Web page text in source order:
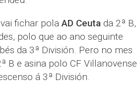
fichar polaAD Ceutada 2ª B,
polo que ao ano seguinte
da 3ª División. Pero no mes
B e asina polo CF Villanovense
á 3ª División.